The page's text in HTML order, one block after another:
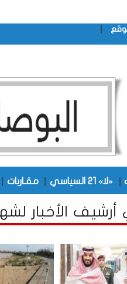
«لا» 21 السياسي مقـاربات
الأخبار لشهر